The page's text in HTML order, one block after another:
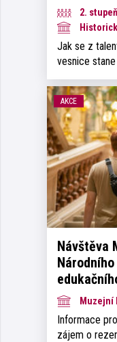
2.
Jak se z
vesnice stane
AKCE
Návštěva
Muzejní
Informace
zájem o